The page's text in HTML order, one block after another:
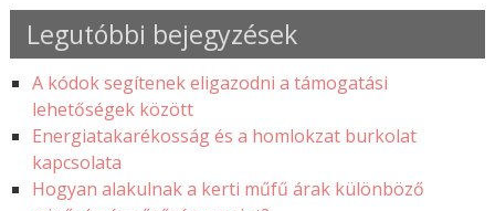
Legutóbbi bejegyzések
A kódok segítenek eligazodni a támogatási
lehetőségek között
Energiatakarékosság és a homlokzat burkolat
kapcsolata
Hogyan alakulnak a kerti műfű árak különböző